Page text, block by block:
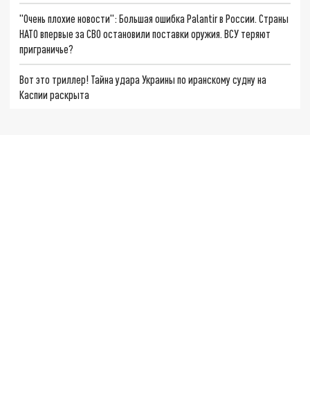
"Очень плохие новости": Большая ошибка Palantir в России. Страны
НАТО впервые за СВО остановили поставки оружия. ВСУ теряют
приграничье?
Вот это триллер! Тайна удара Украины по иранскому судну на
Каспии раскрыта